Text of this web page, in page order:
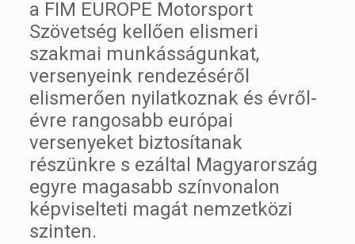
a FIM EUROPE Motorsport
Szövetség kellően elismeri
szakmai munkásságunkat,
versenyeink rendezéséről
elismerően nyilatkoznak és évről-
évre rangosabb európai
versenyeket biztosítanak
részünkre s ezáltal Magyarország
egyre magasabb színvonalon
képviselteti magát nemzetközi
szinten.